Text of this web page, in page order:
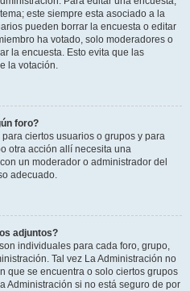
este siempre esta asociado a la
pueden borrar la encuesta o editar
ha votado, solo moderadores o
la encuesta. Esto evita que las
la votación.
foro?
ciertos usuarios o grupos y para
otra acción allí necesita una
un moderador o administrador del
adecuado.
adjuntos?
individuales para cada foro, grupo,
Tal vez La Administración no
que se encuentra o solo ciertos grupos
Administración si no está seguro de por